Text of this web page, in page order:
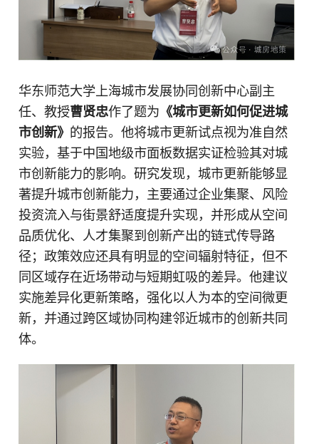
华东师范大学上海城市发展协同创新中心副主
任、教授曹贤忠作了题为 《城市更新如何促进城
市创新》 的报告。他将城市更新试点视为准自然
实验，基于中国地级市面板数据实证检验其对城
市创新能力的影响。研究发现，城市更新能够显
著提升城市创新能力，主要通过企业集聚、风险
投资流入与街景舒适度提升实现，并形成从空间
品质优化、人才集聚到创新产出的链式传导路
径；政策效应还具有明显的空间辐射特征，但不
同区域存在近场带动与短期虹吸的差异。他建议
实施差异化更新策略，强化以人为本的空间微更
新，并通过跨区域协同构建邻近城市的创新共同
体。